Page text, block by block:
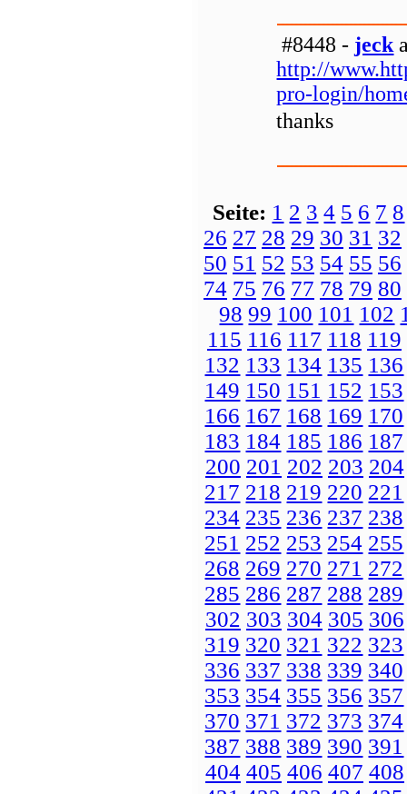
#8448 - jeck
http://
pro-login/
thanks
Seite: 1 2 3 4 5 6 7 8
26 27 28 29 30 31 32
50 51 52 53 54 55 56
74 75 76 77 78 79 80
98 99 100 101 102
115 116 117 118 119
132 133 134 135 136
149 150 151 152 153
166 167 168 169 170
183 184 185 186 187
200 201 202 203 204
217 218 219 220 221
234 235 236 237 238
251 252 253 254 255
268 269 270 271 272
285 286 287 288 289
302 303 304 305 306
319 320 321 322 323
336 337 338 339 340
353 354 355 356 357
370 371 372 373 374
387 388 389 390 391
404 405 406 407 408